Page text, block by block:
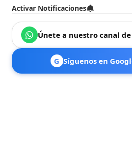
Activar Notificaciones
Únete a nuestro canal
G Síguenos en